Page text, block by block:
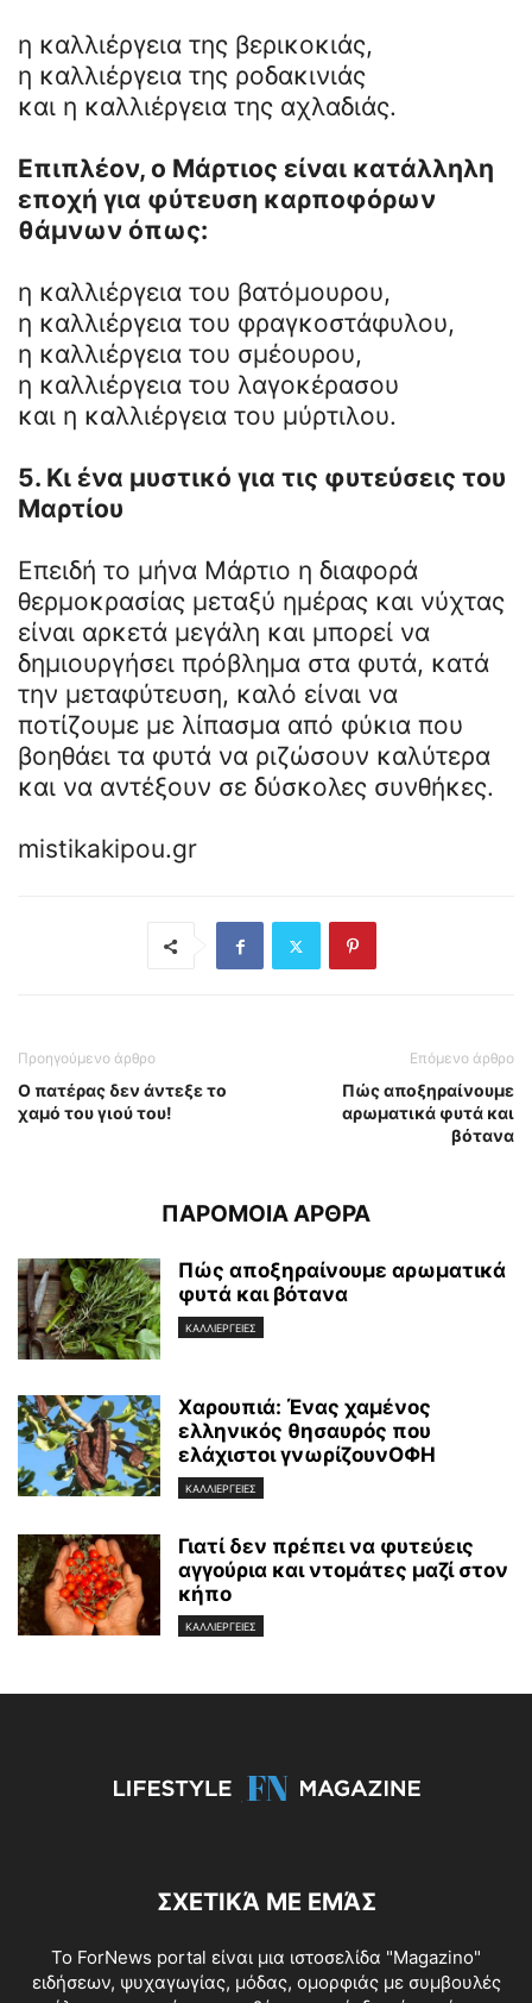
η καλλιέργεια της βερικοκιάς,
η καλλιέργεια της ροδακινιάς
και η καλλιέργεια της αχλαδιάς.
Επιπλέον, ο Μάρτιος είναι κατάλληλη
εποχή για φύτευση καρποφόρων
θάμνων όπως:
η καλλιέργεια του βατόμουρου,
η καλλιέργεια του φραγκοστάφυλου,
η καλλιέργεια του σμέουρου,
η καλλιέργεια του λαγοκέρασου
και η καλλιέργεια του μύρτιλου.
5. Κι ένα μυστικό για τις φυτεύσεις του
Μαρτίου
Επειδή το μήνα Μάρτιο η διαφορά
θερμοκρασίας μεταξύ ημέρας και νύχτας
είναι αρκετά μεγάλη και μπορεί να
δημιουργήσει πρόβλημα στα φυτά, κατά
την μεταφύτευση, καλό είναι να
ποτίζουμε με λίπασμα από φύκια που
βοηθάει τα φυτά να ριζώσουν καλύτερα
και να αντέξουν σε δύσκολες συνθήκες.
mistikakipou.gr
Προηγούμενο άρθρο
Ο πατέρας δεν άντεξε το
χαμό του γιού του!
Επόμενο άρθρο
Πώς αποξηραίνουμε
αρωματικά φυτά και
βότανα
ΠΑΡΟΜΟΙΑ ΑΡΘΡΑ
Πώς αποξηραίνουμε αρωματικά
φυτά και βότανα
ΚΑΛΛΙΕΡΓΕΙΕΣ
Χαρουπιά: Ένας χαμένος
ελληνικός θησαυρός που
ελάχιστοι γνωρίζουνΟΦΗ
ΚΑΛΛΙΕΡΓΕΙΕΣ
Γιατί δεν πρέπει να φυτεύεις
αγγούρια και ντομάτες μαζί στον
κήπο
ΚΑΛΛΙΕΡΓΕΙΕΣ
ΣΧΕΤΙΚΆ ΜΕ ΕΜΆΣ
To ForNews portal είναι μια ιστοσελίδα "Μagazino"
ειδήσεων, ψυχαγωγίας, μόδας, ομορφιάς με συμβουλές